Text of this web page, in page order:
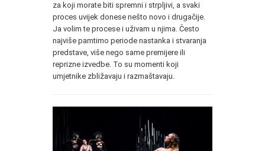
za koji morate biti spremni i strpljivi, a svaki
proces uvijek donese nešto novo i drugačije.
Ja volim te procese i uživam u njima. Često
najviše pamtimo periode nastanka i stvaranja
predstave, više nego same premijere ili
reprizne izvedbe. To su momenti koji
umjetnike zbližavaju i razmaštavaju.